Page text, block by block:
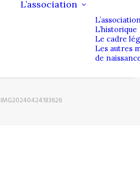
L’association
L’historique
Le cadre
Les autres
de
IMG20240424183626